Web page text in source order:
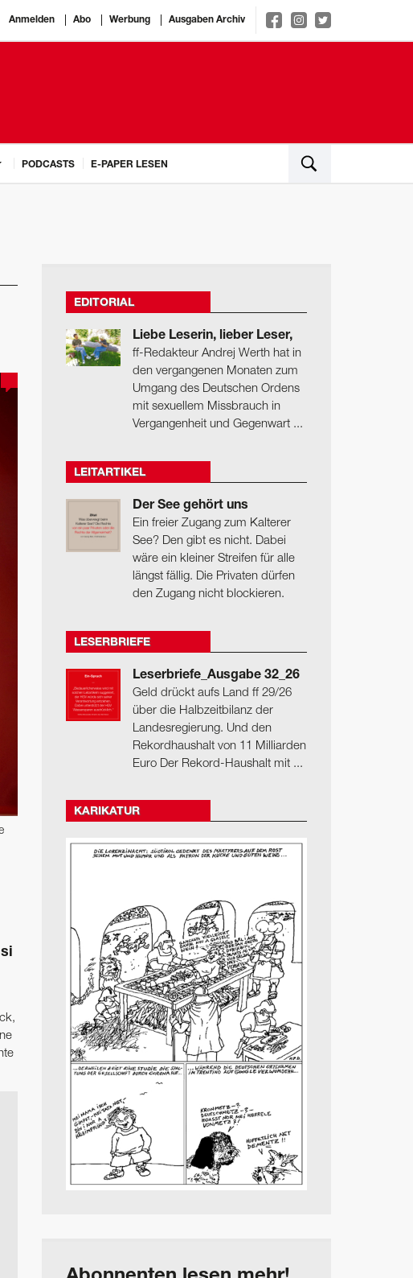
Anmelden Abo Werbung Ausgaben Archiv
PODCASTS E-PAPER LESEN
EDITORIAL
Liebe Leserin, lieber Leser,
ff-Redakteur Andrej Werth hat in
den vergangenen Monaten zum
Umgang des Deutschen Ordens
mit sexuellem Missbrauch in
Vergangenheit und Gegenwart ...
LEITARTIKEL
Der See gehört uns
Ein freier Zugang zum Kalterer
See? Den gibt es nicht. Dabei
wäre ein kleiner Streifen für alle
längst fällig. Die Privaten dürfen
den Zugang nicht blockieren.
LESERBRIEFE
Leserbriefe_Ausgabe 32_26
Geld drückt aufs Land ff 29/26
über die Halbzeitbilanz der
Landesregierung. Und den
Rekordhaushalt von 11 Milliarden
Euro Der Rekord-Haushalt mit ...
KARIKATUR